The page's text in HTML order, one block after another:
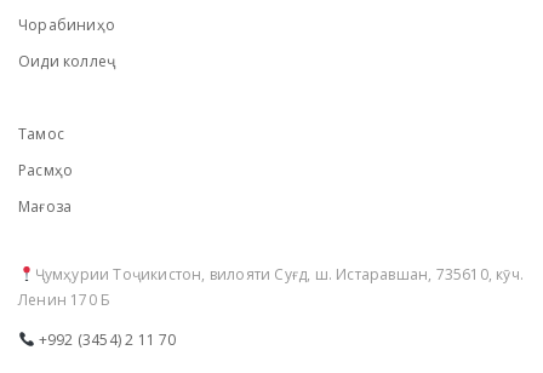
Чорабиниҳо
Оиди коллеҷ
Тамос
Расмҳо
Мағоза
Ҷумҳурии Тоҷикистон, вилояти Суғд, ш. Истаравшан, 735610, кӯч.
Ленин 170 Б
+992 (3454) 2 11 70